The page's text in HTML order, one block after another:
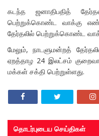
கடந்த ஜனாதிபதித்
பெற்றுக்கொண்ட வாக்கு
தேர்தலில் பெற்றுக்கொண்ட
மேலும், நாடளுமன்றத்
ஏறத்தாழ 24 இலட்சம்
மக்கள் சக்தி பெற்றுள்ளது.
தொடர்புடைய செய்திகள்